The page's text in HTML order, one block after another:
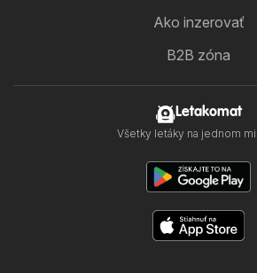
Ako inzerovať
B2B zóna
Letakomat
Všetky letáky na jednom